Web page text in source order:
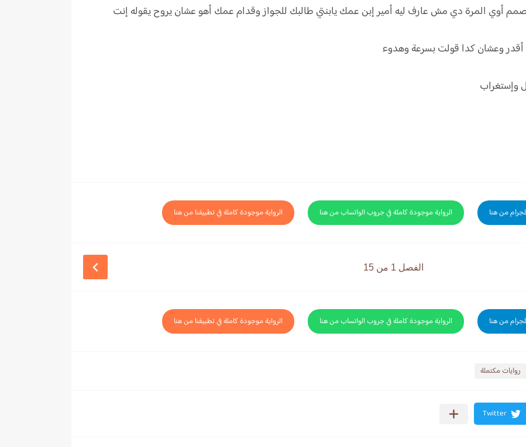
أوي المرة دي مش عارف ليه أمير إبن عمك يابنتي طالبك للجواز وقدام عمك أهو عشان يروح يقوله إنت
وعشان كدا قولت بسرعة وهدوء
وإستغراب
من هنا الرواية موجودة كاملة في جروب الواتساب من هنا الرواية موجودة كاملة في تطبيقنا من هنا
الفصل 1 من 15
من هنا الرواية موجودة كاملة في جروب الواتساب من هنا الرواية موجودة كاملة في تطبيقنا من هنا
روايات مكتملة